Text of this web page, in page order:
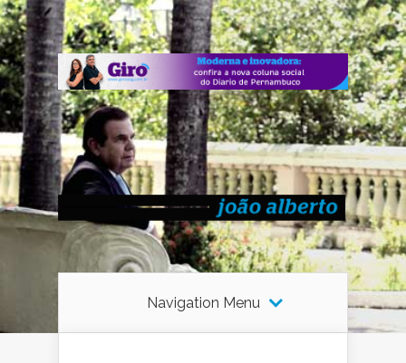
Navigation Menu